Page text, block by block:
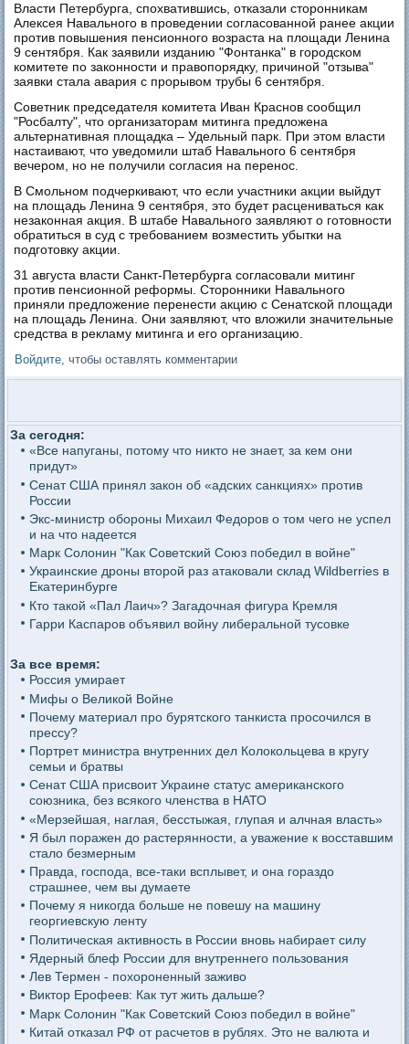
Власти Петербурга, спохватившись, отказали сторонникам
Алексея Навального в проведении согласованной ранее акции
против повышения пенсионного возраста на площади Ленина
9 сентября. Как заявили изданию "Фонтанка" в городском
комитете по законности и правопорядку, причиной "отзыва"
заявки стала авария с прорывом трубы 6 сентября.
Советник председателя комитета Иван Краснов сообщил
"Росбалту", что организаторам митинга предложена
альтернативная площадка – Удельный парк. При этом власти
настаивают, что уведомили штаб Навального 6 сентября
вечером, но не получили согласия на перенос.
В Смольном подчеркивают, что если участники акции выйдут
на площадь Ленина 9 сентября, это будет расцениваться как
незаконная акция. В штабе Навального заявляют о готовности
обратиться в суд с требованием возместить убытки на
подготовку акции.
31 августа власти Санкт-Петербурга согласовали митинг
против пенсионной реформы. Сторонники Навального
приняли предложение перенести акцию с Сенатской площади
на площадь Ленина. Они заявляют, что вложили значительные
средства в рекламу митинга и его организацию.
Войдите, чтобы оставлять комментарии
За сегодня:
«Все напуганы, потому что никто не знает, за кем они
придут»
Сенат США принял закон об «адских санкциях» против
России
Экс-министр обороны Михаил Федоров о том чего не успел
и на что надеется
Марк Солонин "Как Советский Союз победил в войне"
Украинские дроны второй раз атаковали склад Wildberries в
Екатеринбурге
Кто такой «Пал Лаич»? Загадочная фигура Кремля
Гарри Каспаров объявил войну либеральной тусовке
За все время:
Россия умирает
Мифы о Великой Войне
Почему материал про бурятского танкиста просочился в
прессу?
Портрет министра внутренних дел Колокольцева в кругу
семьи и братвы
Сенат США присвоит Украине статус американского
союзника, без всякого членства в НАТО
«Мерзейшая, наглая, бесстыжая, глупая и алчная власть»
Я был поражен до растерянности, а уважение к восставшим
стало безмерным
Правда, господа, все-таки всплывет, и она гораздо
страшнее, чем вы думаете
Почему я никогда больше не повешу на машину
георгиевскую ленту
Политическая активность в России вновь набирает силу
Ядерный блеф России для внутреннего пользования
Лев Термен - похороненный заживо
Виктор Ерофеев: Как тут жить дальше?
Марк Солонин "Как Советский Союз победил в войне"
Китай отказал РФ от расчетов в рублях. Это не валюта и